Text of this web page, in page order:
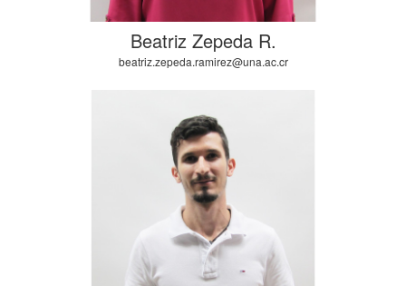
Beatriz Zepeda R.
beatriz.zepeda.ramirez@una.ac.cr